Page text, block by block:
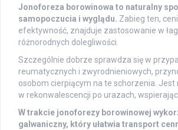
Jonoforeza borowinowa to naturalny
samopoczucia i wyglądu. Zabieg ten,
efektywność, znajduje zastosowanie w
różnorodnych dolegliwości.
Szczególnie dobrze sprawdza się w
reumatycznych i zwyrodnieniowych,
osobom cierpiącym na te schorzenia.
w rekonwalescencji po urazach,
W trakcie jonoforezy borowinowej
galwaniczny, który ułatwia transport